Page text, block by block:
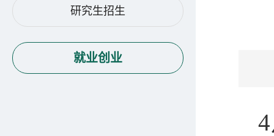
研究生招生
就业创业